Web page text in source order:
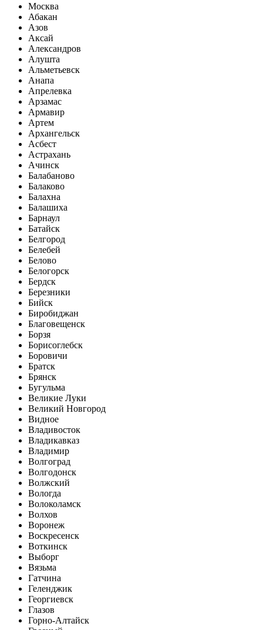
Москва
Абакан
Азов
Аксай
Александров
Алушта
Альметьевск
Анапа
Апрелевка
Арзамас
Армавир
Артем
Архангельск
Асбест
Астрахань
Ачинск
Балабаново
Балаково
Балахна
Балашиха
Барнаул
Батайск
Белгород
Белебей
Белово
Белогорск
Бердск
Березники
Бийск
Биробиджан
Благовещенск
Борзя
Борисоглебск
Боровичи
Братск
Брянск
Бугульма
Великие Луки
Великий Новгород
Видное
Владивосток
Владикавказ
Владимир
Волгоград
Волгодонск
Волжский
Вологда
Волоколамск
Волхов
Воронеж
Воскресенск
Воткинск
Выборг
Вязьма
Гатчина
Геленджик
Георгиевск
Глазов
Горно-Алтайск